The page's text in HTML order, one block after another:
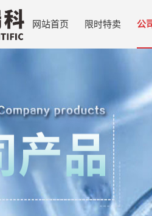
网站首页 限时特卖 公